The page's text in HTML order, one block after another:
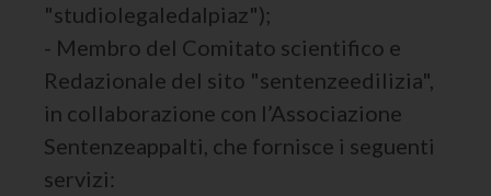
"studiolegaledalpiaz");
- Membro del Comitato scientifico e
Redazionale del sito "sentenzeedilizia",
in collaborazione con l’Associazione
Sentenzeappalti, che fornisce i seguenti
servizi: